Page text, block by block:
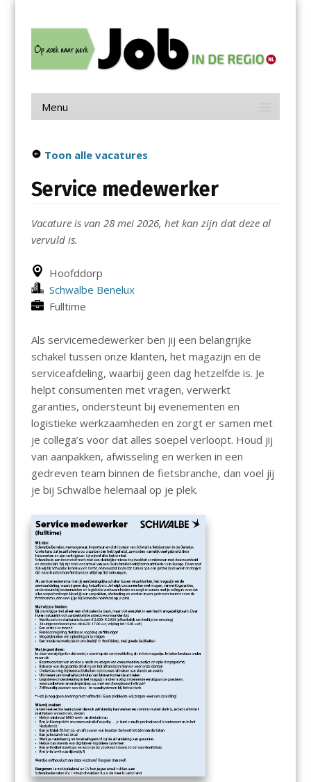
contentJob in de Regio
Menu
Toon alle vacatures
Service medewerker
Vacature is van 28 mei 2026, het kan zijn dat deze al
vervuld is.
Hoofddorp
Schwalbe Benelux
Fulltime
Als servicemedewerker ben jij een belangrijke
schakel tussen onze klanten, het magazijn en de
serviceafdeling, waarbij geen dag hetzelfde is. Je
helpt consumenten met vragen, verwerkt
garanties, ondersteunt bij evenementen en
logistieke werkzaamheden en zorgt er samen met
je collega’s voor dat alles soepel verloopt. Houd jij
van aanpakken, afwisseling en werken in een
gedreven team binnen de fietsbranche, dan voel jij
je bij Schwalbe helemaal op je plek.